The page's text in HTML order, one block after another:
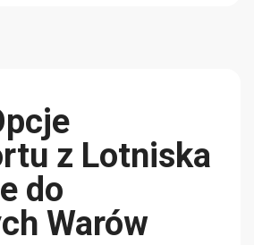
z Lotniska
do
Warów